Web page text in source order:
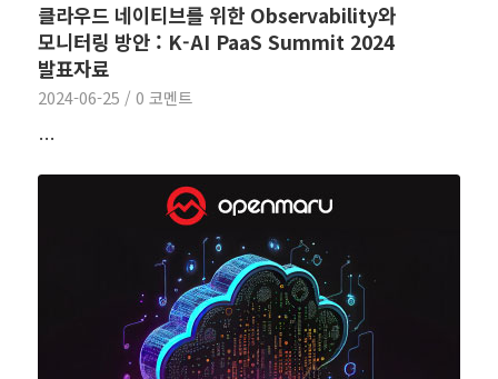
클라우드 네이티브를 위한 Observability와
모니터링 방안 : K-AI PaaS Summit 2024
발표자료
2024-06-25 / 0 코멘트
…